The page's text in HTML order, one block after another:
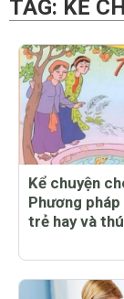
TAG: KỂ
Kể chuyện
Phương
trẻ hay và